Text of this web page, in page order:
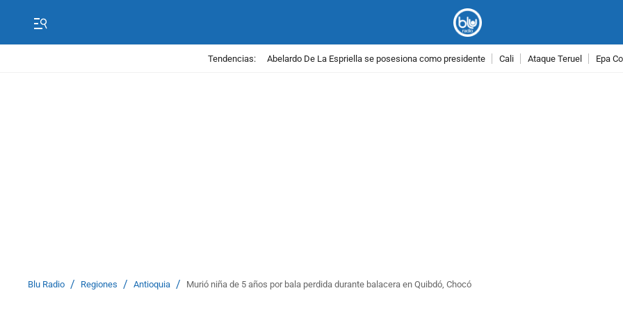
Tendencias: Abelardo De La Espriella se posesiona como presidente Cali Ataque Teruel Epa
Blu Radio / Regiones / Antioquia / Murió niña de 5 años por bala perdida durante balacera en Quibdó, Chocó